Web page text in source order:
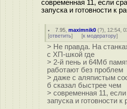
современная 11, если
запуска и готовности к
7.95 ,maximnik0 (?), 12:54,
[ответить] [к модератору]
> Не правда. На
с ХП-шкой где
> 2-й пень и 64Мб
работают без проблем
> даже с аляпистым
б сказал быстрее чем
> современная 11,
запуска и готовности к